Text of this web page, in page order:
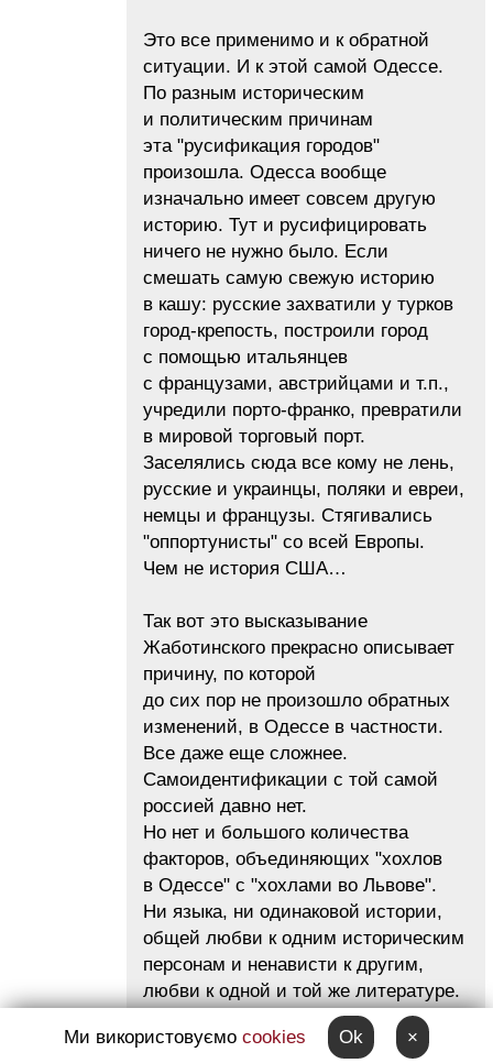
Это все применимо и к обратной
ситуации. И к этой самой Одессе.
По разным историческим
и политическим причинам
эта "русификация городов"
произошла. Одесса вообще
изначально имеет совсем другую
историю. Тут и русифицировать
ничего не нужно было. Если
смешать самую свежую историю
в кашу: русские захватили у турков
город-крепость, построили город
с помощью итальянцев
с французами, австрийцами и т.п.,
учредили порто-франко, превратили
в мировой торговый порт.
Заселялись сюда все кому не лень,
русские и украинцы, поляки и евреи,
немцы и французы. Стягивались
"оппортунисты" со всей Европы.
Чем не история США…
Так вот это высказывание
Жаботинского прекрасно описывает
причину, по которой
до сих пор не произошло обратных
изменений, в Одессе в частности.
Все даже еще сложнее.
Самоидентификации с той самой
россией давно нет.
Но нет и большого количества
факторов, объединяющих "xoxлов
в Одессе" с "xoxлами во Львове".
Ни языка, ни одинаковой истории,
общей любви к одним историческим
персонам и ненависти к другим,
любви к одной и той же литературе.
И точно по Жаботинскому одесские
xoxлы со львовскими xoxлами, даже
Ми використовуємо cookies Ok ×